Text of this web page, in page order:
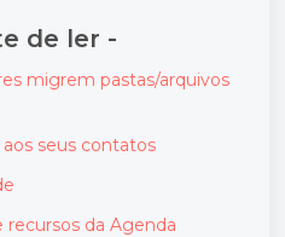
de ler -
migrem pastas/arquivos
seus contatos
recursos da Agenda